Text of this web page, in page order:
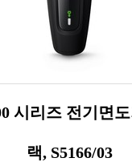
시리즈 전기면
랙, S5166/03